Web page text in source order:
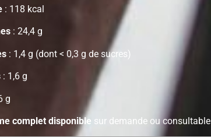
: 118 kcal
: 24,4 g
: 1,4 g (dont < 0,3 g de sucres)
: 1,6 g
g
complet disponible sur demande ou consultable